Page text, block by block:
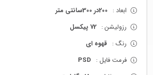
ابعاد : 200در 300سانتی متر
رزولیشن : 72 پیکسل
رنگ : قهوه ای
فرمت فایل : PSD